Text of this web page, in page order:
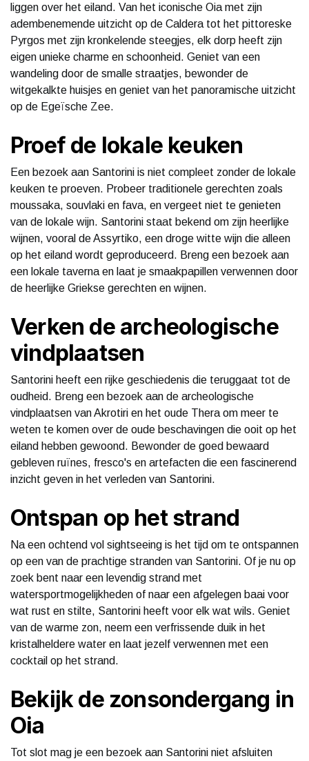
liggen over het eiland. Van het iconische Oia met zijn
adembenemende uitzicht op de Caldera tot het pittoreske
Pyrgos met zijn kronkelende steegjes, elk dorp heeft zijn
eigen unieke charme en schoonheid. Geniet van een
wandeling door de smalle straatjes, bewonder de
witgekalkte huisjes en geniet van het panoramische uitzicht
op de Egeïsche Zee.
Proef de lokale keuken
Een bezoek aan Santorini is niet compleet zonder de lokale
keuken te proeven. Probeer traditionele gerechten zoals
moussaka, souvlaki en fava, en vergeet niet te genieten
van de lokale wijn. Santorini staat bekend om zijn heerlijke
wijnen, vooral de Assyrtiko, een droge witte wijn die alleen
op het eiland wordt geproduceerd. Breng een bezoek aan
een lokale taverna en laat je smaakpapillen verwennen door
de heerlijke Griekse gerechten en wijnen.
Verken de archeologische
vindplaatsen
Santorini heeft een rijke geschiedenis die teruggaat tot de
oudheid. Breng een bezoek aan de archeologische
vindplaatsen van Akrotiri en het oude Thera om meer te
weten te komen over de oude beschavingen die ooit op het
eiland hebben gewoond. Bewonder de goed bewaard
gebleven ruïnes, fresco's en artefacten die een fascinerend
inzicht geven in het verleden van Santorini.
Ontspan op het strand
Na een ochtend vol sightseeing is het tijd om te ontspannen
op een van de prachtige stranden van Santorini. Of je nu op
zoek bent naar een levendig strand met
watersportmogelijkheden of naar een afgelegen baai voor
wat rust en stilte, Santorini heeft voor elk wat wils. Geniet
van de warme zon, neem een verfrissende duik in het
kristalheldere water en laat jezelf verwennen met een
cocktail op het strand.
Bekijk de zonsondergang in
Oia
Tot slot mag je een bezoek aan Santorini niet afsluiten